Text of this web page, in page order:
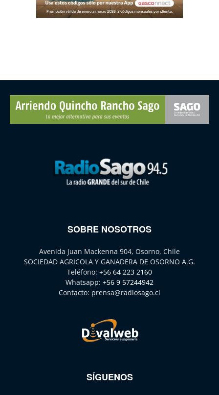
SOBRE NOSOTROS
Avenida Juan Mackenna 904, Osorno, Chile
SOCIEDAD AGRICOLA Y GANADERA DE OSORNO A.G.
Teléfono: +56 64 223 2160
Whatsapp: +56 9 57244942
Contacto: prensa@radiosago.cl
SÍGUENOS